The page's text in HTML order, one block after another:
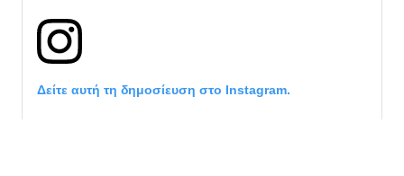
Δείτε αυτή τη δημοσίευση στο Instagram.